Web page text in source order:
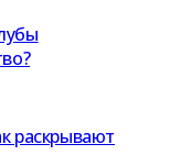
раскрывают